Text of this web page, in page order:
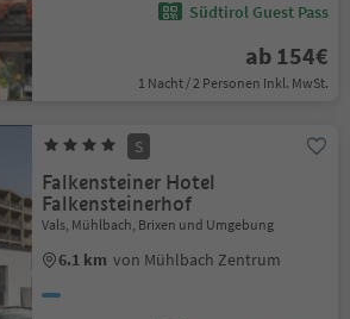
Südtirol Guest Pass
ab 154€
1 Nacht / 2 Personen Inkl. MwSt.
S
Falkensteiner Hotel
Falkensteinerhof
Vals, Mühlbach, Brixen und Umgebung
6.1 km von Mühlbach Zentrum